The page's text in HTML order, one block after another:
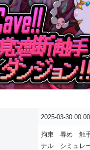
2025-03-30
拘束 辱め 触
ナル シミュレ